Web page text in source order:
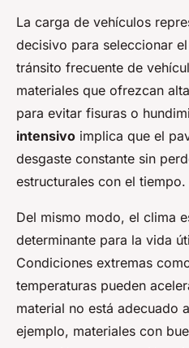
La carga de vehículos
decisivo para seleccionar
tránsito frecuente de
materiales que ofrezcan
para evitar fisuras o
intensivo implica que el
desgaste constante sin
estructurales con el tiempo.
Del mismo modo, el clima
determinante para la vida
Condiciones extremas
temperaturas pueden
material no está adecuado
ejemplo, materiales con